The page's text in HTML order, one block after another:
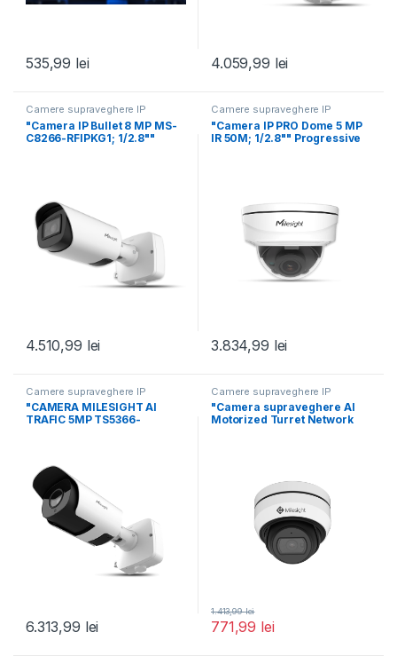
535,99 lei 4.059,99 lei
Camere supraveghere IP
"Camera IP Bullet 8 MP MS-
C8266-RFIPKG1; 1/2.8""
4.510,99 lei
Camere supraveghere IP
"Camera IP PRO Dome 5 MP
IR 50M; 1/2.8"" Progressive
3.834,99 lei
Camere supraveghere IP
"CAMERA MILESIGHT AI
TRAFIC 5MP TS5366-
6.313,99 lei
Camere supraveghere IP
"Camera supraveghere AI
Motorized Turret Network
771,99 lei
1.413,99lei